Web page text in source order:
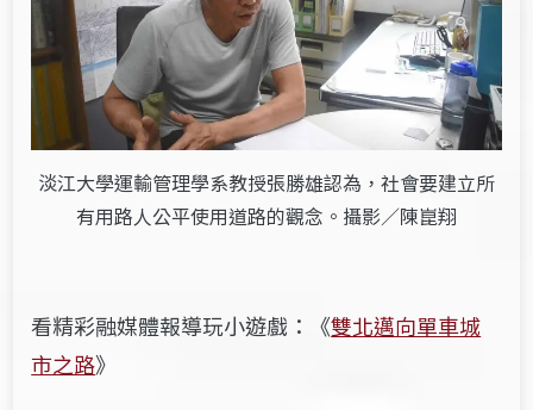
淡江大學運輸管理學系教授張勝雄認為，社會要建立所
有用路人公平使用道路的觀念。攝影／陳崑翔
看精彩融媒體報導玩小遊戲：《雙北邁向單車城
市之路》